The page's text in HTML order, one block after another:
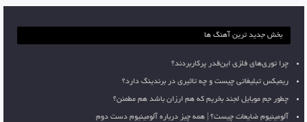
بخش جدید ترین آهنگ ها
چرا توری‌های فلزی این‌قدر پرکاربردند؟
ریمیکس تبلیغاتی چیست و چه تاثیری در برندینگ دارد؟
چطور جم موبایل لجند بخریم که هم ارزان باشد هم مطمئن؟
آلومینیوم ضایعات چیست؟ | همه چیز درباره آلومینیوم دست دوم